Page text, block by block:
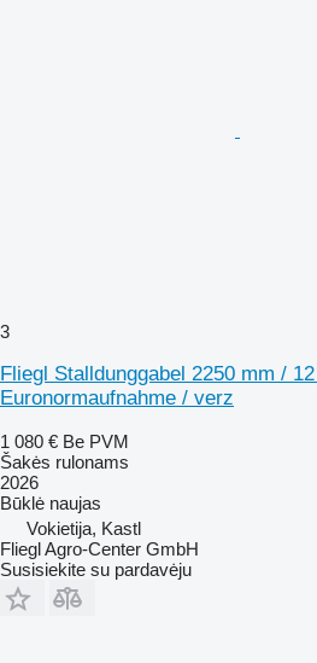
3
Fliegl Stalldunggabel 2250 mm /
Euronormaufnahme / verz
1 080 € Be PVM
Šakės rulonams
2026
Būklė naujas
Vokietija, Kastl
Fliegl Agro-Center GmbH
Susisiekite su pardavėju